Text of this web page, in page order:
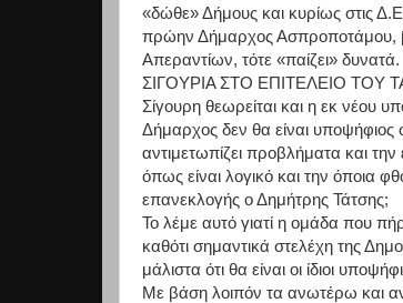
«δώθε» Δήμους και κυρίως στις
πρώην Δήμαρχος Ασπροποτάμου,
Απεραντίων, τότε «παίζει» δυνατά.
ΣΙΓΟΥΡΙΑ ΣΤΟ ΕΠΙΤΕΛΕΙΟ ΤΟΥ
Σίγουρη θεωρείται και η εκ νέου
Δήμαρχος δεν θα είναι υποψήφιος
αντιμετωπίζει προβλήματα και
όπως είναι λογικό και την όποια
επανεκλογής ο Δημήτρης Τάτσης;
Το λέμε αυτό γιατί η ομάδα που
καθότι σημαντικά στελέχη της
μάλιστα ότι θα είναι οι ίδιοι
Με βάση λοιπόν τα ανωτέρω και